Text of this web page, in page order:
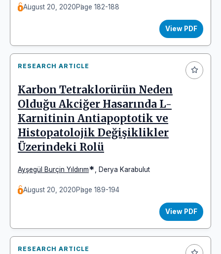
August 20, 2020Page 182-188
View PDF
RESEARCH ARTICLE
Karbon Tetraklorürün Neden
Olduğu Akciğer Hasarında L-
Karnitinin Antiapoptotik ve
Histopatolojik Değişiklikler
Üzerindeki Rolü
Ayşegül Burçin Yıldırım* Derya Karabulut
August 20, 2020Page 189-194
View PDF
RESEARCH ARTICLE